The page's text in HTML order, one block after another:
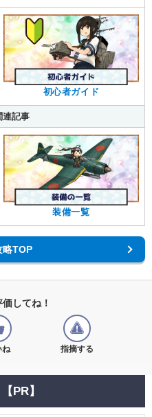
初心者ガイド
連記事
装備一覧
略TOP
してね！
ね 指摘する
PR】